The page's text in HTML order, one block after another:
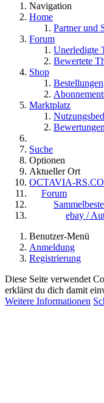
Navigation
Home
Partner und
Forum
Unerledigte
Bewertete
Shop
Bestellungen
Marktplatz
Bewertungen
Suche
Optionen
Aktueller Ort
OCTAVIA-
Forum
ebay /
Benutzer-Menü
Anmeldung
Registrierung
Diese Seite verwendet
erklärst du dich damit
Weitere Informationen